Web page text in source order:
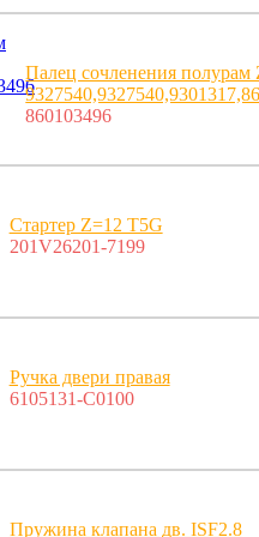
Палец сочленения полурам
860103496
Стартер Z=12 T5G
201V26201-7199
Ручка двери правая
6105131-C0100
Пружина клапана дв. ISF2.8